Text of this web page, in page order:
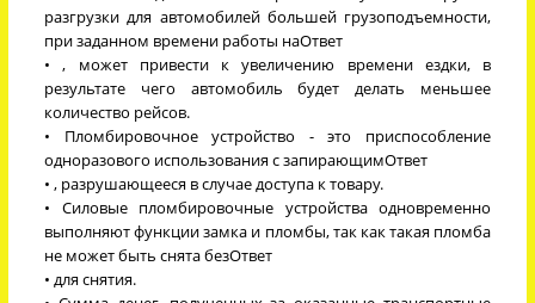
разгрузки для автомобилей большей грузоподъемности,
при заданном времени работы наОтвет
• , может привести к увеличению времени ездки, в
результате чего автомобиль будет делать меньшее
количество рейсов.
• Пломбировочное устройство - это приспособление
одноразового использования с запирающимОтвет
• , разрушающееся в случае доступа к товару.
• Силовые пломбировочные устройства одновременно
выполняют функции замка и пломбы, так как такая пломба
не может быть снята безОтвет
• для снятия.